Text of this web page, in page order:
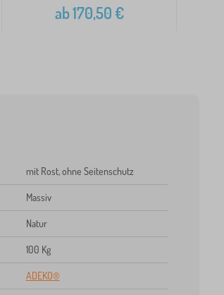
ab170,50€
mit Rost, ohne Seitenschutz
Massiv
Natur
100 Kg
ADEKO®